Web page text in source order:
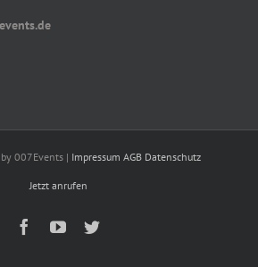
007Events | Impressum AGB Datenschutz
Jetzt anrufen
Facebook
YouTubeTwitter